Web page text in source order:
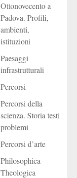
Ottonovecento a
Padova. Profili,
ambienti,
istituzioni
Paesaggi
infrastrutturali
Percorsi
Percorsi della
scienza. Storia testi
problemi
Percorsi d’arte
Philosophica-
Theologica